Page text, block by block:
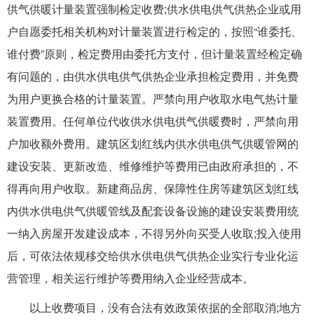
供气供暖计量装置强制检定收费;供水供电供气供热企业或用
户自愿委托相关机构对计量装置进行检定的，按照“谁委托、
谁付费”原则，检定费用由委托方支付，但计量装置经检定确
有问题的，由供水供电供气供热企业承担检定费用，并免费
为用户更换合格的计量装置。严禁向用户收取水电气热计量
装置费用。任何单位代收供水供电供气供暖费时，严禁向用
户加收额外费用。建筑区划红线内供水供电供气供暖管网的
建设安装、更新改造、维修维护等费用已由政府承担的，不
得再向用户收取。新建商品房、保障性住房等建筑区划红线
内供水供电供气供暖管线及配套设备设施的建设安装费用统
一纳入房屋开发建设成本，不得另外向买受人收取;投入使用
后，可依法依规移交给供水供电供气供热企业实行专业化运
营管理，相关运行维护等费用纳入企业经营成本。
以上收费项目，没有合法有效政策依据的全部取消;地方